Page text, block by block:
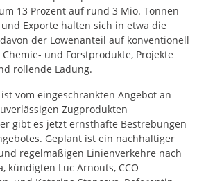
13 Prozent auf rund 3 Mio. Tonnen
Exporte halten sich in etwa die
der Löwenanteil auf konventionell
und Forstprodukte, Projekte
rollende Ladung.
vom eingeschränkten Angebot an
Zugprodukten
gibt es jetzt ernsthafte Bestrebungen
Geplant ist ein nachhaltiger
regelmäßigen Linienverkehre nach
kündigten Luc Arnouts, CCO